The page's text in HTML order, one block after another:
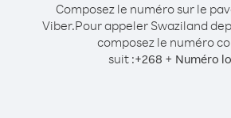
Composez le numéro sur le
Viber.Pour appeler Swaziland
composez le numéro
suit :+268 + Numéro